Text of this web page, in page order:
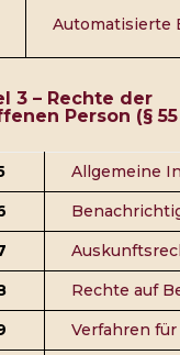
Automatisierte
3 – Rechte der
Person (§ 55
Allgemeine
Rechte auf
Verfahren